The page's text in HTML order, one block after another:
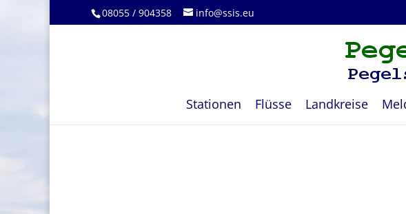
08055 / 904358 info@ssis.eu
Stationen Flüsse Landkreise